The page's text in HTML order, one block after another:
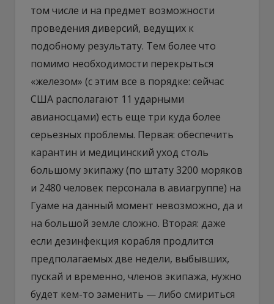
том числе и на предмет возможности
проведения диверсий, ведущих к
подобному результату. Тем более что
помимо необходимости перекрыться
«железом» (с этим все в порядке: сейчас
США располагают 11 ударными
авианосцами) есть еще три куда более
серьезных проблемы. Первая: обеспечить
карантин и медицинский уход столь
большому экипажу (по штату 3200 моряков
и 2480 человек персонала в авиагруппе) на
Гуаме на данный момент невозможно, да и
на большой земле сложно. Вторая: даже
если дезинфекция корабля продлится
предполагаемых две недели, выбывших,
пускай и временно, членов экипажа, нужно
будет кем-то заменить — либо смириться